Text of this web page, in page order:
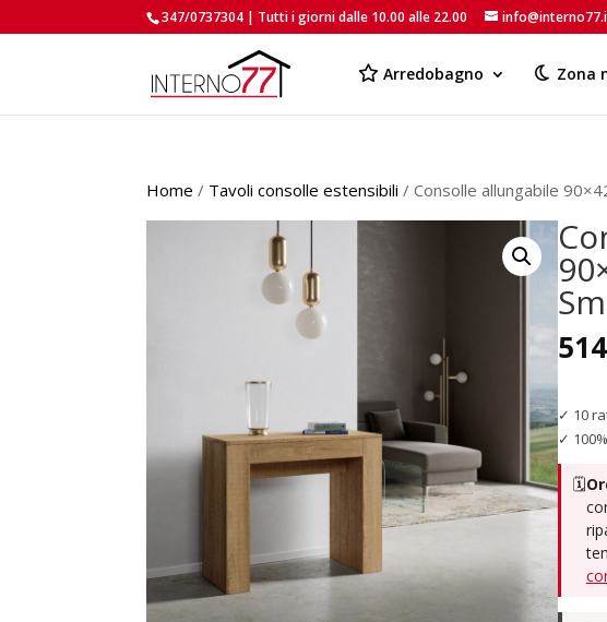
347/0737304 | Tutti i giorni dalle 10.00 alle 22.00
Arredobagno Zona
Home / Tavoli consolle estensibili / Consolle allungabile
✓ 10
✓
🗓️